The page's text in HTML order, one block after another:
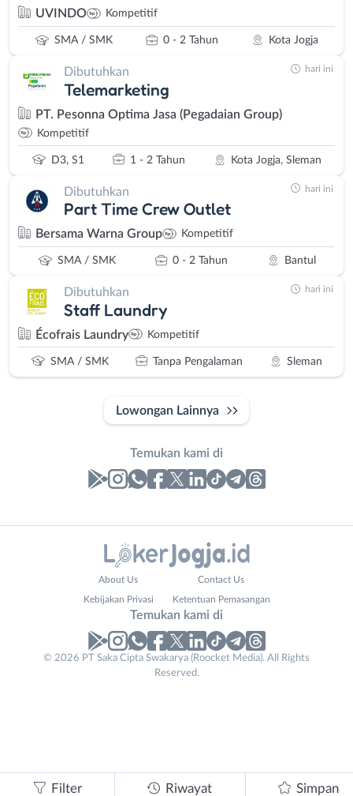
UVINDO Kompetitif
SMA / SMK 0 - 2 Tahun Kota Jogja
Dibutuhkan
Telemarketing
PT. Pesonna Optima Jasa (Pegadaian Group)
Kompetitif
D3, S1 1 - 2 Tahun Kota Jogja, Sleman
hari ini
Dibutuhkan
Part Time Crew Outlet
Bersama Warna Group Kompetitif
SMA / SMK 0 - 2 Tahun Bantul
hari ini
Dibutuhkan
Staff Laundry
Écofrais Laundry Kompetitif
SMA / SMK Tanpa Pengalaman Sleman
hari ini
Lowongan Lainnya
Temukan kami di
No. Telp /
Asisten
Sleman
Filter Riwayat Simpan
About Us Contact Us
Kebijakan Privasi Ketentuan Pemasangan
Temukan kami di
© 2026 PT Saka Cipta Swakarya (Roocket Media). All Rights
Reserved.